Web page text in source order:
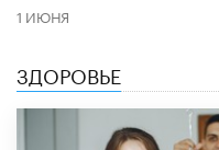
1 ИЮНЯ
ЗДОРОВЬЕ